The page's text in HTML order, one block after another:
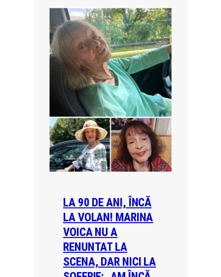
LA 90 DE ANI, ÎNCĂ
LA VOLAN! MARINA
VOICA NU A
RENUNTAT LA
SCENA, DAR NICI LA